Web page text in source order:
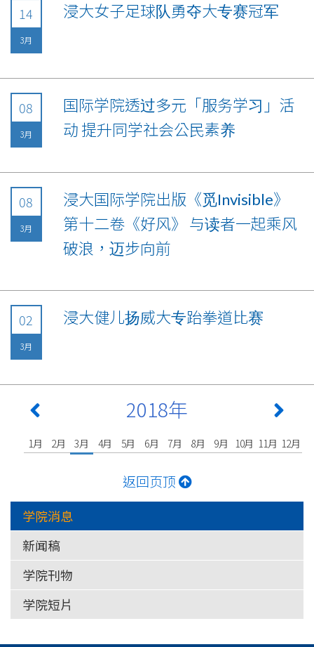
14
3月
浸大女子足球队勇夺大专赛冠军
08
3月
国际学院透过多元「服务学习」活
动 提升同学社会公民素养
08
3月
浸大国际学院出版《觅Invisible》
第十二卷《好风》 与读者一起乘风
破浪，迈步向前
02
3月
浸大健儿扬威大专跆拳道比赛
2018年
1月 2月 3月 4月 5月 6月 7月 8月 9月 10月 11月 12月
返回页顶
学院消息
新闻稿
学院刊物
学院短片